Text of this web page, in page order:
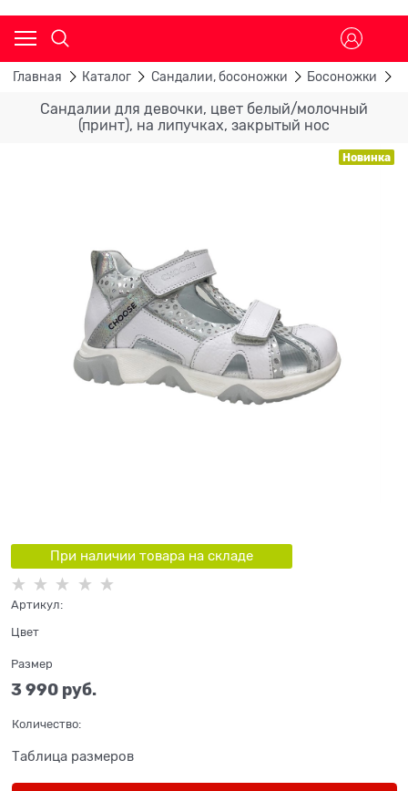
Главная Каталог Сандалии, босоножки Босоножки
Сандалии для девочки, цвет белый/молочный
(принт), на липучках, закрытый нос
Новинка
При наличии товара на складе
Артикул:
Цвет
Размер
3 990 руб.
Количество:
Таблица размеров